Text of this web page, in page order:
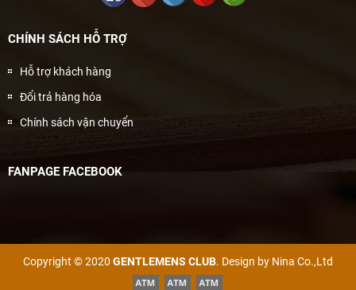
CHÍNH SÁCH HỖ TRỢ
Hỗ trợ khách hàng
Đổi trả hàng hóa
Chính sách vận chuyển
FANPAGE FACEBOOK
Copyright © 2020 GENTLEMENS CLUB. Design by Nina Co.,Ltd